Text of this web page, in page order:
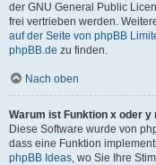
der GNU General Public
frei vertrieben werden.
auf der Seite von phpBB
phpBB.de zu finden.
Nach oben
Warum ist Funktion x oder y
Diese Software wurde von
dass eine Funktion
phpBB Ideas, wo Sie Ihre